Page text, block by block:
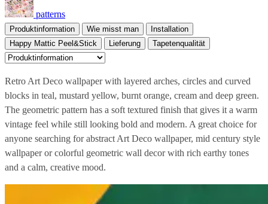
patterns
Produktinformation Wie misst man
Installation
Happy Mattic Peel&Stick
Lieferung Tapetenqualität
Retro Art Deco wallpaper with layered arches, circles and curved
blocks in teal, mustard yellow, burnt orange, cream and deep green.
The geometric pattern has a soft textured finish that gives it a warm
vintage feel while still looking bold and modern. A great choice for
anyone searching for abstract Art Deco wallpaper, mid century style
wallpaper or colorful geometric wall decor with rich earthy tones
and a calm, creative mood.